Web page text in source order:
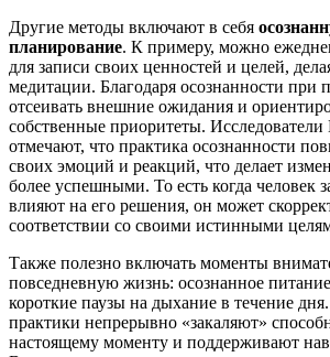
Другие методы включают в себя
планирование. К примеру, можно
для записи своих ценностей и целей,
медитации. Благодаря осознанности при
отсеивать внешние ожидания и
собственные приоритеты. Исследователи
отмечают, что практика осознанности
своих эмоций и реакций, что делает
более успешными. То есть когда человек
влияют на его решения, он может
соответствии со своими истинными
Также полезно включать моменты
повседневную жизнь: осознанное
короткие паузы на дыхание в течение
практики непрерывно «закаляют»
настоящему моменту и поддерживают